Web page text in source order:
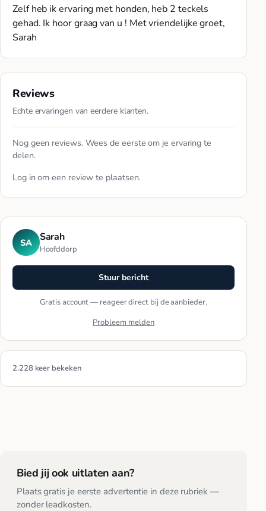
Zelf heb ik ervaring met honden, heb 2 teckels
gehad. Ik hoor graag van u ! Met vriendelijke groet,
Sarah
Reviews
Echte ervaringen van eerdere klanten.
Nog geen reviews. Wees de eerste om je ervaring te
delen.
Log in om een review te plaatsen.
SA Sarah
Hoofddorp
Stuur bericht
Gratis account — reageer direct bij de aanbieder.
Probleem melden
2.228 keer bekeken
Bied jij ook uitlaten aan?
Plaats gratis je eerste advertentie in deze rubriek —
zonder leadkosten.